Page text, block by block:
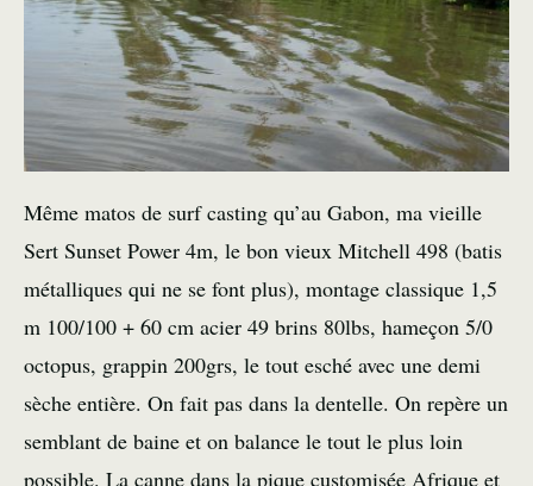
Même matos de surf casting qu’au Gabon, ma vieille
Sert Sunset Power 4m, le bon vieux Mitchell 498 (batis
métalliques qui ne se font plus), montage classique 1,5
m 100/100 + 60 cm acier 49 brins 80lbs, hameçon 5/0
octopus, grappin 200grs, le tout esché avec une demi
sèche entière. On fait pas dans la dentelle. On repère un
semblant de baine et on balance le tout le plus loin
possible. La canne dans la pique customisée Afrique et